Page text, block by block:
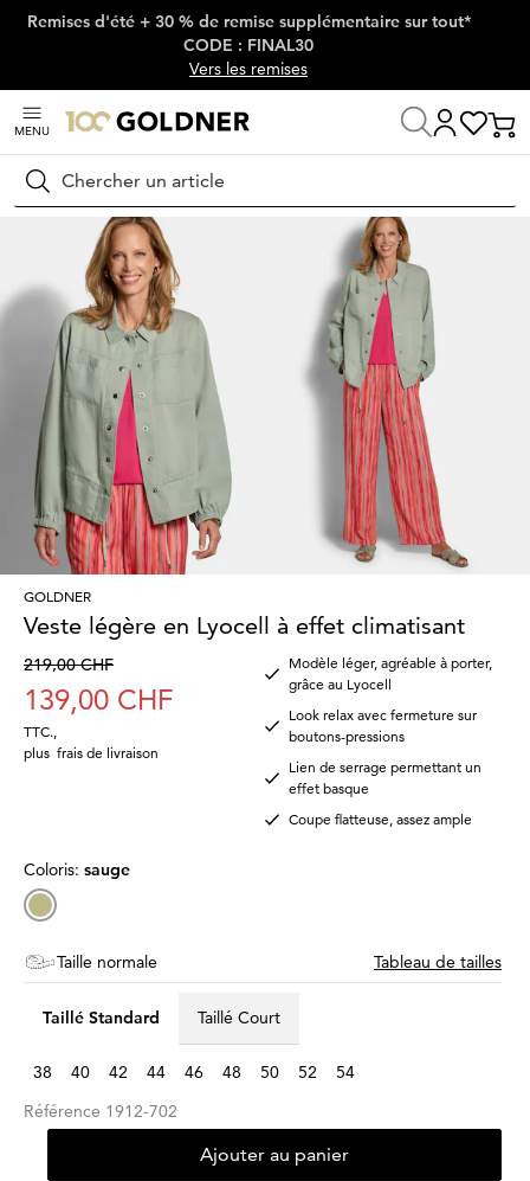
Passer la navigation, aller directement au contenu
Remises d'été + 30 % de remise supplémentaire sur tout*
CODE : FINAL30
Vers les remises
MENU
Rechercher
Maison Mode femme Vestes & blazers
GOLDNER
Veste légère en Lyocell à effet climatisant
219,00 CHF
139,00 CHF
TTC.
plus frais de livraison
Modèle léger, agréable à porter,
grâce au Lyocell
Look relax avec fermeture sur
boutons-pressions
Lien de serrage permettant un
effet basque
Coupe flatteuse, assez ample
Coloris: sauge
Taille normale Tableau de tailles
Taillé Standard Taillé Court
38 40 42 44 46 48 50 52
54
Référence 1912-702
Ajouter au panier